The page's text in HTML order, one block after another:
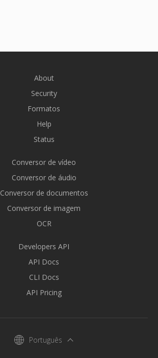
About
Security
Formatos
Help
Status
Conversor de vídeo
Conversor de áudio
Conversor de documentos
Conversor de imagem
OCR
Developers API
API Docs
CLI Docs
API Pricing
Português